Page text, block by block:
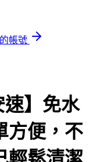
帳號
】免水
方便，不